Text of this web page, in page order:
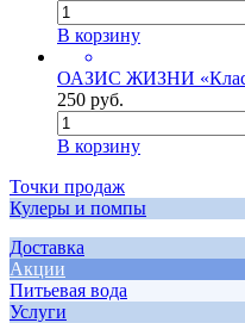
В корзину
ОАЗИС ЖИЗНИ
250 руб.
В корзину
Точки продаж
Кулеры и помпы
Доставка
Акции
Питьевая вода
Услуги